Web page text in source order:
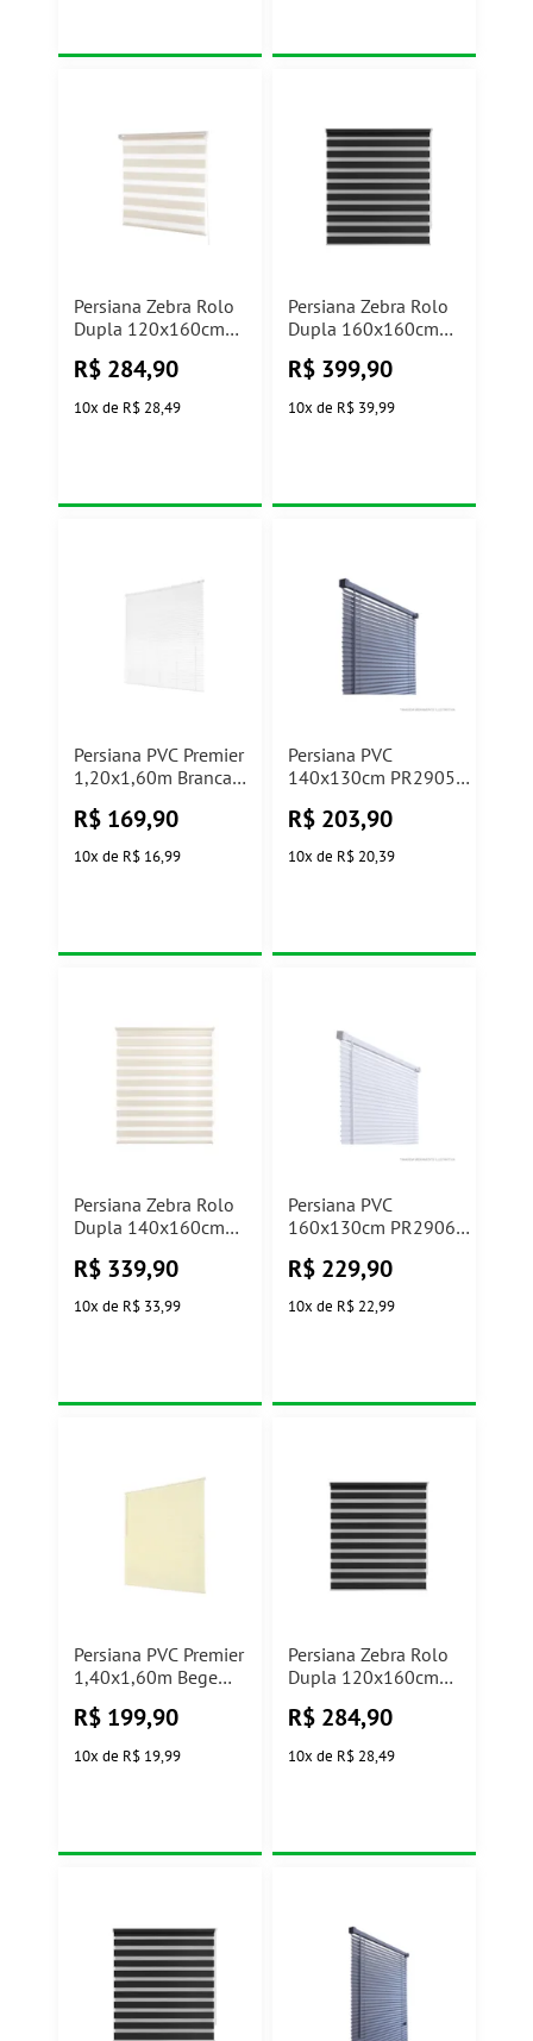
Persiana Zebra Rolo
Dupla 120x160cm
R$ 284,90
10x de R$ 28,49
Persiana Zebra Rolo
Dupla 160x160cm
R$ 399,90
10x de R$ 39,99
Persiana PVC Premier
1,20x1,60m Branca
R$ 169,90
10x de R$ 16,99
Persiana PVC
140x130cm PR2905-
R$ 203,90
10x de R$ 20,39
Persiana Zebra Rolo
Dupla 140x160cm
R$ 339,90
10x de R$ 33,99
Persiana PVC
160x130cm PR2906-
R$ 229,90
10x de R$ 22,99
Persiana PVC Premier
1,40x1,60m Bege
R$ 199,90
10x de R$ 19,99
Persiana Zebra Rolo
Dupla 120x160cm
R$ 284,90
10x de R$ 28,49